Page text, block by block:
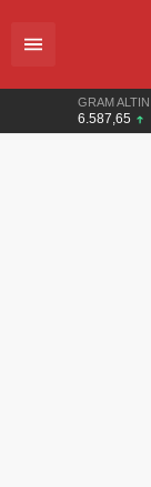
GRAM ALTIN
6.587,65